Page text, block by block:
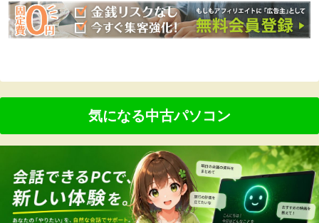
気になる中古パソコン